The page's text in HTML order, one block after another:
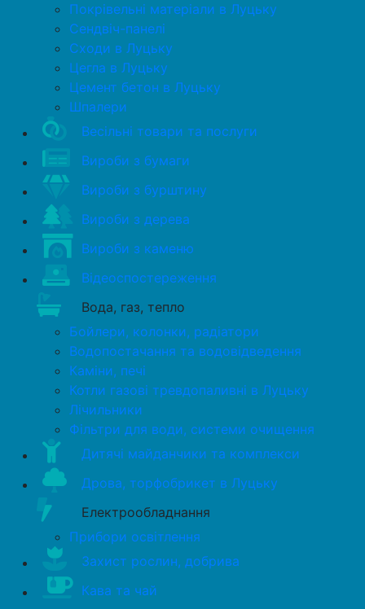
Покрівельні матеріали в Луцьку
Сендвіч-панелі
Сходи в Луцьку
Цегла в Луцьку
Цемент бетон в Луцьку
Шпалери
Весільні товари та послуги
Вироби з бумаги
Вироби з бурштину
Вироби з дерева
Вироби з каменю
Відеоспостереження
Вода, газ, тепло
Бойлери, колонки, радіатори
Водопостачання та водовідведення
Каміни, печі
Котли газові тревдопаливні в Луцьку
Лічильники
Фільтри для води, системи очищення
Дитячі майданчики та комплекси
Дрова, торфобрикет в Луцьку
Електрообладнання
Прибори освітлення
Захист рослин, добрива
Кава та чай